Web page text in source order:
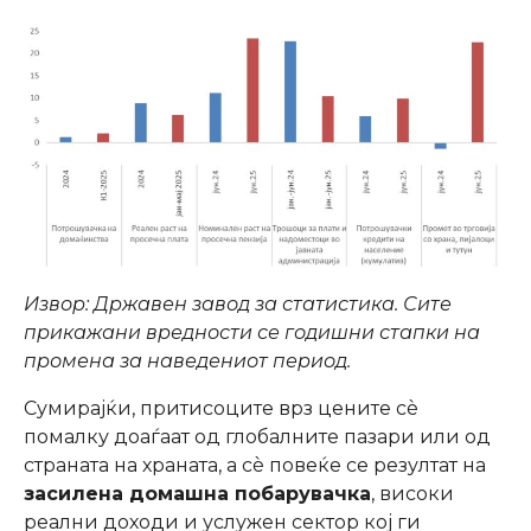
Извор: Државен завод за статистика. Сите
прикажани вредности се годишни стапки на
промена за наведениот период.
Сумирајќи, притисоците врз цените сè
помалку доаѓаат од глобалните пазари или од
страната на храната, а сè повеќе се резултат на
засилена домашна побарувачка, високи
реални доходи и услужен сектор кој ги